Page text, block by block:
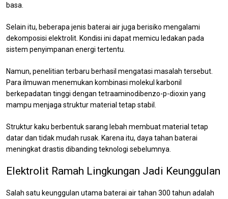
basa.
Selain itu, beberapa jenis baterai air juga berisiko mengalami
dekomposisi elektrolit. Kondisi ini dapat memicu ledakan pada
sistem penyimpanan energi tertentu.
Namun, penelitian terbaru berhasil mengatasi masalah tersebut.
Para ilmuwan menemukan kombinasi molekul karbonil
berkepadatan tinggi dengan tetraaminodibenzo-p-dioxin yang
mampu menjaga struktur material tetap stabil.
Struktur kaku berbentuk sarang lebah membuat material tetap
datar dan tidak mudah rusak. Karena itu, daya tahan baterai
meningkat drastis dibanding teknologi sebelumnya.
Elektrolit Ramah Lingkungan Jadi Keunggulan
Salah satu keunggulan utama baterai air tahan 300 tahun adalah